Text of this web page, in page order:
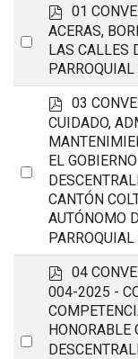
Select
item
p
d
f
01
ACERAS,
LAS CALLES
Select
p
d
f
03
CUIDADO,
EL
CANTÓN
AUTÓNOMO
Select
p
d
f
04
004-2025 -
HONORABLE